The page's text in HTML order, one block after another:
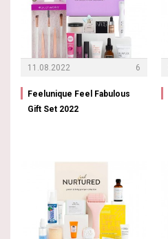
11.08.2022 6
Feelunique Feel Fabulous
Gift Set 2022